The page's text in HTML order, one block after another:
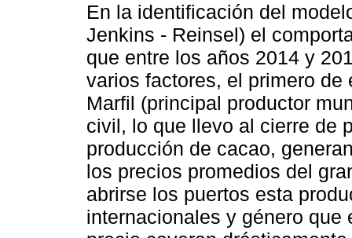
En la identificación del
Jenkins - Reinsel) el
que entre los años 2014 y
varios factores, el primero de
Marfil (principal productor
civil, lo que llevo al cierre de
producción de cacao,
los precios promedios del
abrirse los puertos esta
internacionales y género